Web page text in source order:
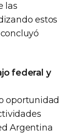
las
estos
federal y
oportunidad
Argentina